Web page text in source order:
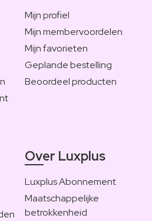
Mijn profiel
Mijn membervoordelen
Mijn favorieten
Geplande bestelling
Beoordeel producten
Over Luxplus
Luxplus Abonnement
Maatschappelijke
betrokkenheid